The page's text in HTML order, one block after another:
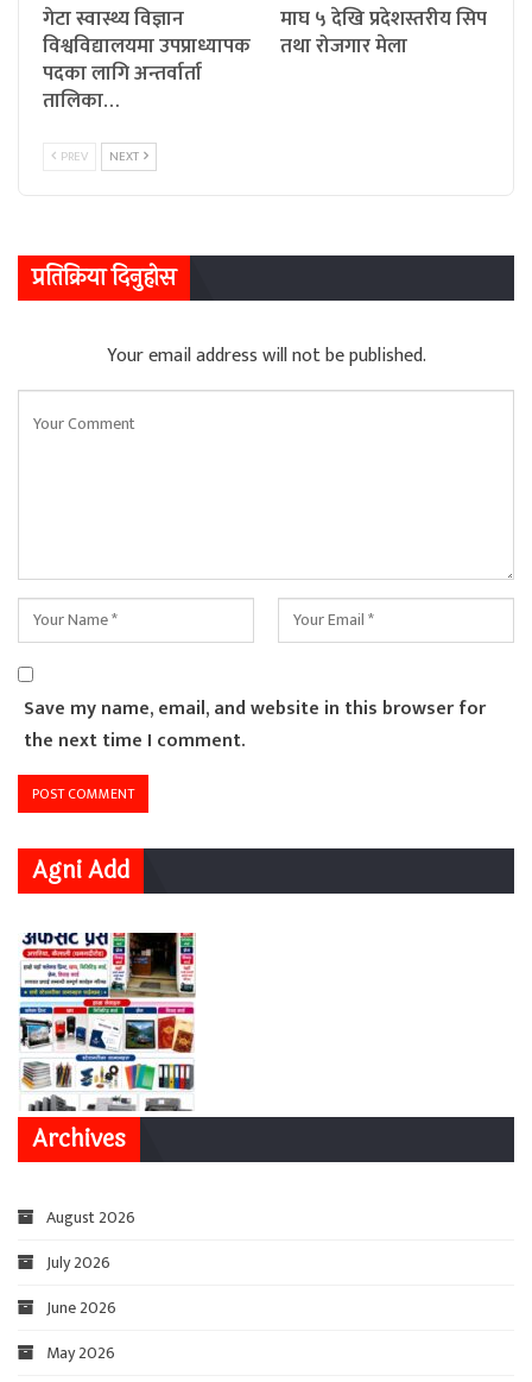
गेटा स्वास्थ्य विज्ञान
विश्वविद्यालयमा उपप्राध्यापक
पदका लागि अन्तर्वार्ता
तालिका…
माघ ५ देखि प्रदेशस्तरीय सिप
तथा रोजगार मेला
PREV NEXT
प्रतिक्रिया दिनुहोस
Your email address will not be published.
Save my name, email, and website in this browser for
the next time I comment.
Agni Add
Archives
August 2026
July 2026
June 2026
May 2026